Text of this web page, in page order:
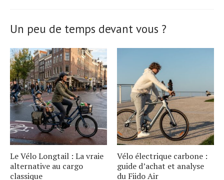
Un peu de temps devant vous ?
Le Vélo Longtail : La vraie
alternative au cargo
classique
Vélo électrique carbone :
guide d’achat et analyse
du Fiido Air